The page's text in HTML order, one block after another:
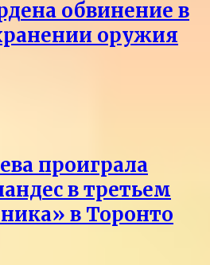
обвинение в
оружия
проиграла
в третьем
в Торонто